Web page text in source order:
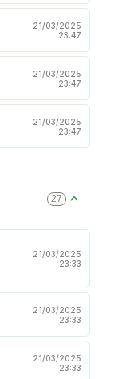
21/03/2025
23:47
21/03/2025
23:47
21/03/2025
23:47
27
21/03/2025
23:33
21/03/2025
23:33
21/03/2025
23:33